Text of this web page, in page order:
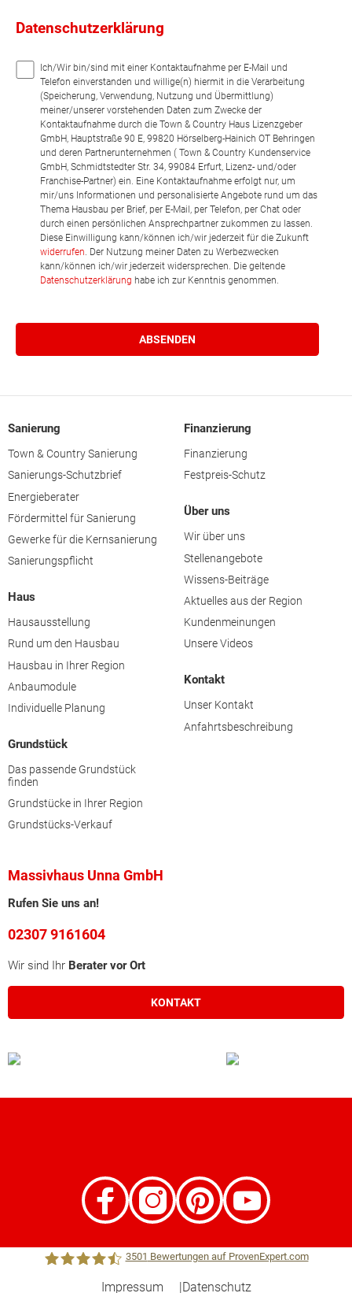
Datenschutzerklärung
Ich/Wir bin/sind mit einer Kontaktaufnahme per E-Mail und
Telefon einverstanden und willige(n) hiermit in die Verarbeitung
(Speicherung, Verwendung, Nutzung und Übermittlung)
meiner/unserer vorstehenden Daten zum Zwecke der
Kontaktaufnahme durch die Town & Country Haus Lizenzgeber
GmbH, Hauptstraße 90 E, 99820 Hörselberg-Hainich OT Behringen
und deren Partnerunternehmen ( Town & Country Kundenservice
GmbH, Schmidtstedter Str. 34, 99084 Erfurt, Lizenz- und/oder
Franchise-Partner) ein. Eine Kontaktaufnahme erfolgt nur, um
mir/uns Informationen und personalisierte Angebote rund um das
Thema Hausbau per Brief, per E-Mail, per Telefon, per Chat oder
durch einen persönlichen Ansprechpartner zukommen zu lassen.
Diese Einwilligung kann/können ich/wir jederzeit für die Zukunft
widerrufen. Der Nutzung meiner Daten zu Werbezwecken
kann/können ich/wir jederzeit widersprechen. Die geltende
Datenschutzerklärung habe ich zur Kenntnis genommen.
Sanierung
Town & Country Sanierung
Sanierungs-Schutzbrief
Energieberater
Fördermittel für Sanierung
Gewerke für die Kernsanierung
Sanierungspflicht
Haus
Hausausstellung
Rund um den Hausbau
Hausbau in Ihrer Region
Anbaumodule
Individuelle Planung
Grundstück
Das passende Grundstück
finden
Grundstücke in Ihrer Region
Grundstücks-Verkauf
Finanzierung
Finanzierung
Festpreis-Schutz
Über uns
Wir über uns
Stellenangebote
Wissens-Beiträge
Aktuelles aus der Region
Kundenmeinungen
Unsere Videos
Kontakt
Unser Kontakt
Anfahrtsbeschreibung
Massivhaus Unna GmbH
Rufen Sie uns an!
02307 9161604
Wir sind Ihr Berater vor Ort
KONTAKT
3501 Bewertungen auf ProvenExpert.com
Impressum Datenschutz